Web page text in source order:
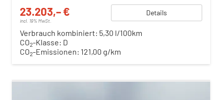
23.203,– €
incl. 19% MwSt.
Details
Verbrauch kombiniert: 5,30 l/100km
CO2-Klasse: D
CO2-Emissionen: 121,00 g/km